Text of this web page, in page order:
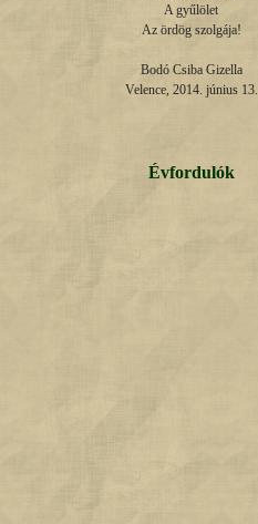
A gyűlölet
Az ördög szolgája!
Bodó Csiba Gizella
Velence, 2014. június 13.
Évfordulók